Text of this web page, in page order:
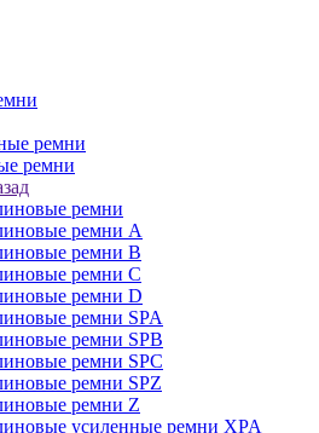
ремни
ремни
ремни
ремни A
ремни B
ремни C
ремни D
ремни SPA
ремни SPB
ремни SPC
ремни SPZ
ремни Z
усиленные ремни XPA